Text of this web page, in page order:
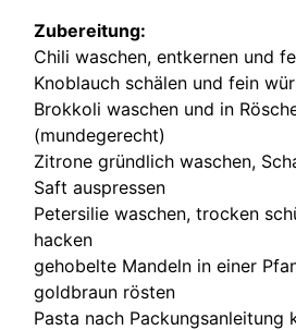
Zubereitung:
Chili waschen, entkernen und
Knoblauch schälen und fein
Brokkoli waschen und in
(mundegerecht)
Zitrone gründlich waschen,
Saft auspressen
Petersilie waschen, trocken
hacken
gehobelte Mandeln in einer
goldbraun rösten
Pasta nach Packungsanleitung